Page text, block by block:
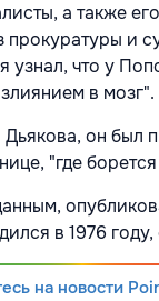
а также
прокуратуры и
узнал, что у
в мозг".
он был
"где
в 1976 году,
на новости